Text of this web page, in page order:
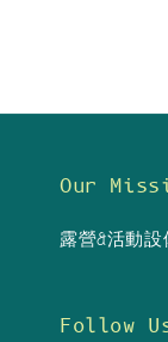
Our
露營&活動
Follow